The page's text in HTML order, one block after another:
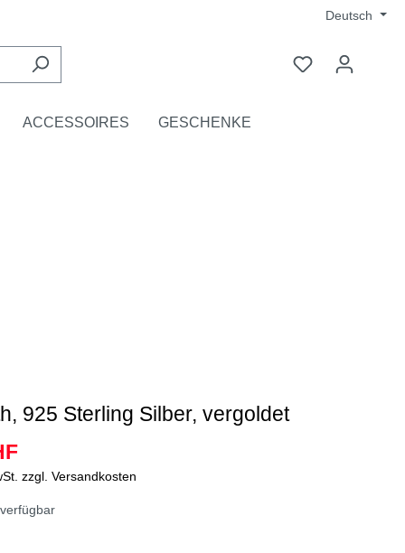
Deutsch
ACCESSOIRES GESCHENKE
925 Sterling Silber, vergoldet
zzgl. Versandkosten